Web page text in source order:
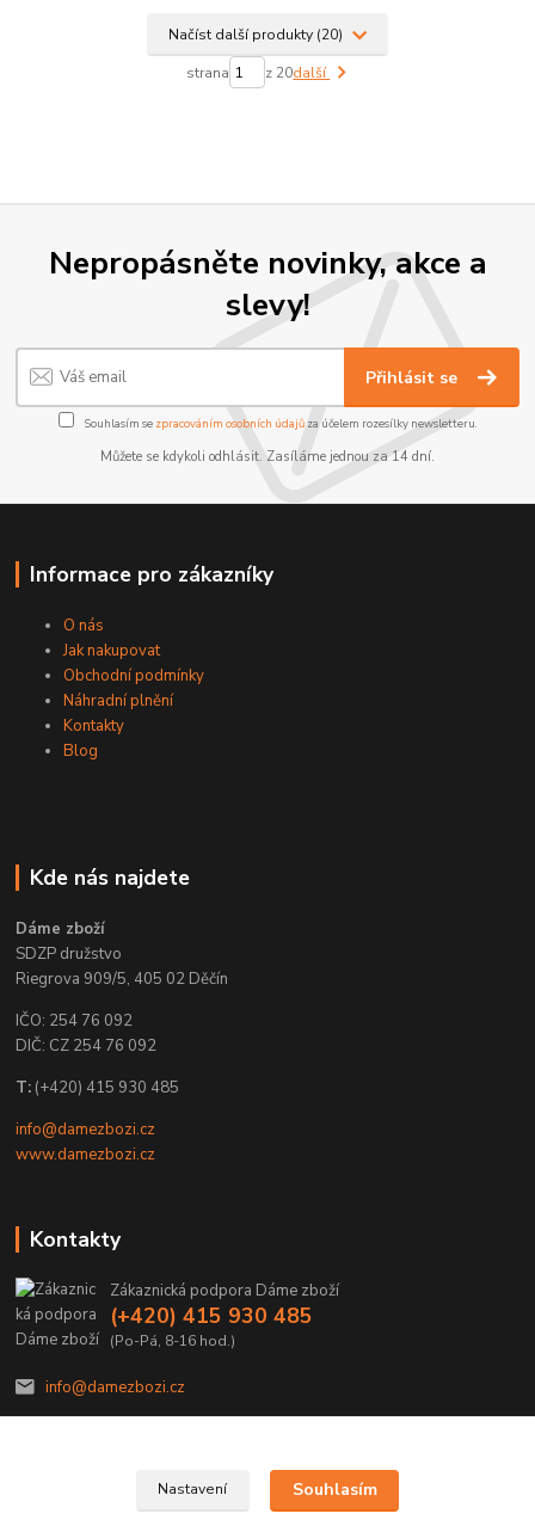
Načíst další produkty (20)
strana z 20další
Nepropásněte novinky, akce a
slevy!
Přihlásit se
Souhlasím se zpracováním osobních údajůza účelem rozesílky newsletteru.
Můžete se kdykoli odhlásit. Zasíláme jednou za 14 dní.
Informace pro zákazníky
O nás
Jak nakupovat
Obchodní podmínky
Náhradní plnění
Kontakty
Blog
Kde nás najdete
Dáme zboží
SDZP družstvo
Riegrova 909/5, 405 02 Děčín
IČO: 254 76 092
DIČ: CZ 254 76 092
T: (+420) 415 930 485
info@damezbozi.cz
www.damezbozi.cz
Kontakty
Zákaznická podpora Dáme zboží
(+420) 415 930 485
(Po-Pá, 8-16 hod.)
info@damezbozi.cz
Nastavení Souhlasím